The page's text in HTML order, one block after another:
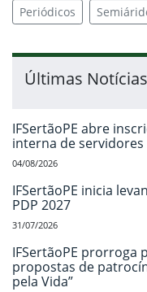
Periódicos
Últimas Notícias
IFSertãoPE abre
interna de servidores
04/08/2026
IFSertãoPE inicia
PDP 2027
31/07/2026
IFSertãoPE prorroga
propostas de
pela Vida”